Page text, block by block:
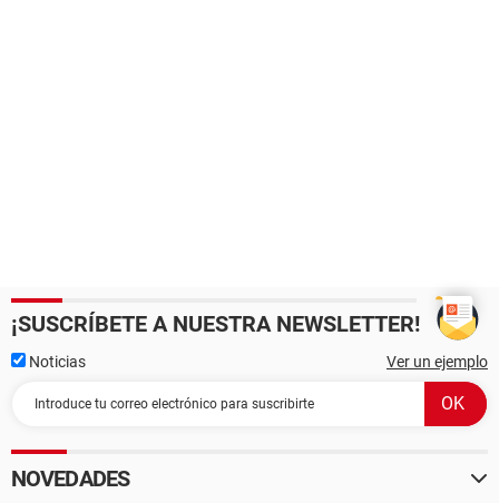
¡SUSCRÍBETE A NUESTRA NEWSLETTER!
Noticias Ver un ejemplo
NOVEDADES